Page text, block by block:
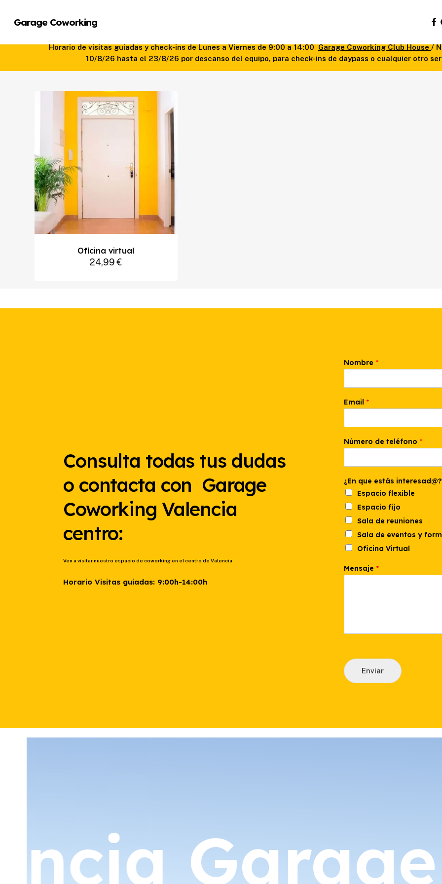
mainGarage Coworking
Horario de visitas guiadas y check-ins de Lunes a Viernes de 9:00 a 14:00Garage Coworking Club House/
10/8/26 hasta el 23/8/26 por descanso del equipo, para check-ins de daypass o cualquier otro
Oficina virtual
24,99€
Consulta todas tus dudas
o contacta con Garage
Coworking Valencia
centro:
Ven a visitar nuestro espacio de coworking en el centro de Valencia
Horario Visitas guiadas: 9:00h-14:00h
Nombre *
Email *
u
n
N
o
m
b
r
e
Número de teléfono *
¿En que estás interesad@?
Espacio flexible
Espacio fijo
Sala de reuniones
Sala de eventos y
Oficina Virtual
Mensaje *
Enviar